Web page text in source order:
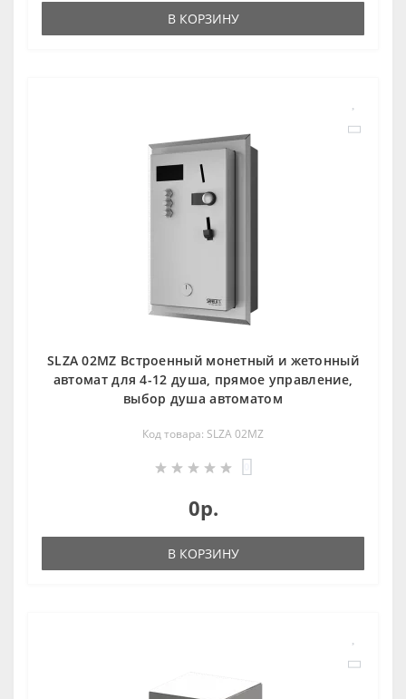
В КОРЗИНУ
SLZA 02MZ Встроенный монетный и жетонный
автомат для 4-12 душа, прямое управление,
выбор душа автоматом
Код товара: SLZA 02MZ
0р.
В КОРЗИНУ